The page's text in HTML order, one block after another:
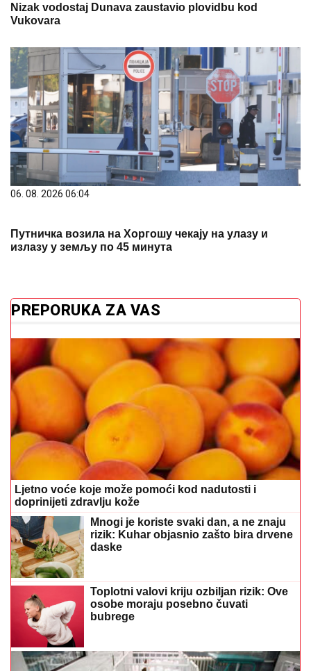
Nizak vodostaj Dunava zaustavio plovidbu kod
Vukovara
06. 08. 2026 06:04
Путничка возила на Хоргошу чекају на улазу и
излазу у земљу по 45 минута
PREPORUKA ZA VAS
Ljetno voće koje može pomoći kod nadutosti i
doprinijeti zdravlju kože
Mnogi je koriste svaki dan, a ne znaju
rizik: Kuhar objasnio zašto bira drvene
daske
Toplotni valovi kriju ozbiljan rizik: Ove
osobe moraju posebno čuvati
bubrege